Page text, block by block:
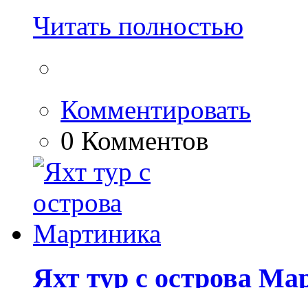
Читать полностью
Комментировать
0 Комментов
Яхт тур с острова